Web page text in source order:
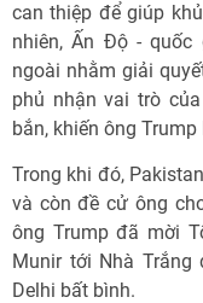
can thiệp để giúp
nhiên, Ấn Độ -
ngoài nhằm giải
phủ nhận vai trò
bắn, khiến ông
Trong khi đó,
và còn đề cử ông
ông Trump đã mời
Munir tới Nhà Trắng
Delhi bất bình.